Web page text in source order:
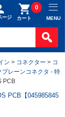
ージ カート
0
MENU
ン > コネクター > コ
プレーンコネクタ - 特
PCB